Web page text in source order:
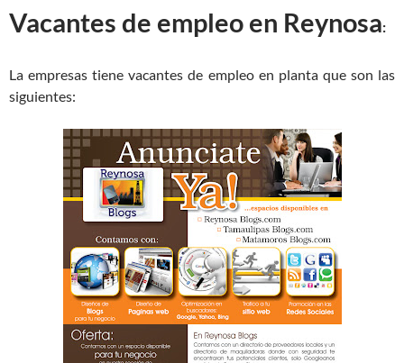
Vacantes de empleo en Reynosa:
La empresas tiene vacantes de empleo en planta que son las
siguientes: